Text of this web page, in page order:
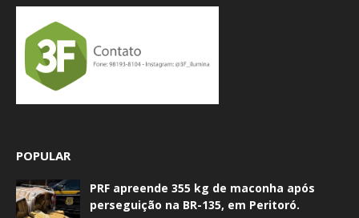
POPULAR
PRF apreende 355 kg de maconha após
perseguição na BR-135, em Peritoró.